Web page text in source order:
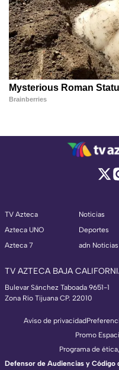
TV Azteca
Azteca UNO
Azteca 7
Noticias
Deportes
adn Noticias
TV AZTECA BAJA
Bulevar Sánchez Taboada 9651-1
Zona Río Tijuana CP. 22010
Aviso de privacidad
Promo
Programa de
Defensor de Audiencias y Código